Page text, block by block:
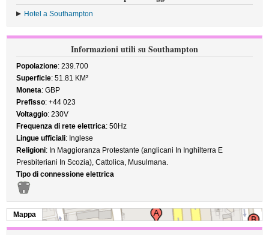
Hotel a Southampton
Informazioni utili su Southampton
Popolazione: 239.700
Superficie: 51.81 KM²
Moneta: GBP
Prefisso: +44 023
Voltaggio: 230V
Frequenza di rete elettrica: 50Hz
Lingue ufficiali: Inglese
Religioni: In Maggioranza Protestante (anglicani In Inghilterra E
Presbiteriani In Scozia), Cattolica, Musulmana.
Tipo di connessione elettrica
Mappa